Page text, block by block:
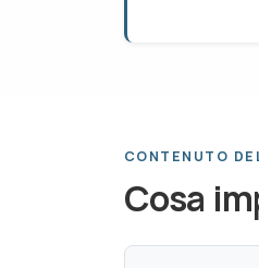
CONTENUTO
Cosa